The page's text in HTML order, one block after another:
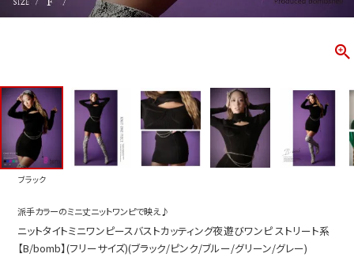
ス
ー
アップ
ース
新作
トップス
ボトムス
ルームウ
ブラック
派手カラーのミニ丈ニットワンピで映え♪
ニットタイトミニワンピースバストカッティング夜遊びワンピ ストリート系
【B/bomb】(フリーサイズ)(ブラック/ピンク/ブルー/グリーン/グレー)